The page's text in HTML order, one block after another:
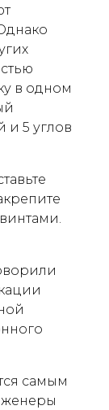
в одном
и 5 углов
самым